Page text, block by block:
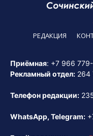
РЕДАКЦИЯ
Приёмная: +7 966
Рекламный отдел: 264
Телефон редакции:
WhatsApp, Telegram: